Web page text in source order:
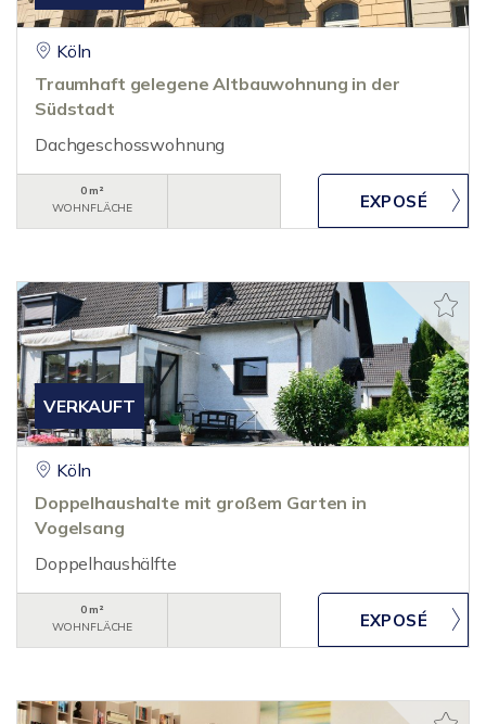
Köln
Traumhaft gelegene Altbauwohnung in der
Südstadt
Dachgeschosswohnung
0 m²
WOHNFLÄCHE
VERKAUFT
Köln
Doppelhaushalte mit großem Garten in
Vogelsang
Doppelhaushälfte
0 m²
WOHNFLÄCHE